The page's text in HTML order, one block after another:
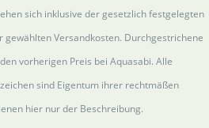
sich inklusive der gesetzlich festgelegten
gewählten Versandkosten. Durchgestrichene
vorherigen Preis bei Aquasabi. Alle
sind Eigentum ihrer rechtmäßen
hier nur der Beschreibung.